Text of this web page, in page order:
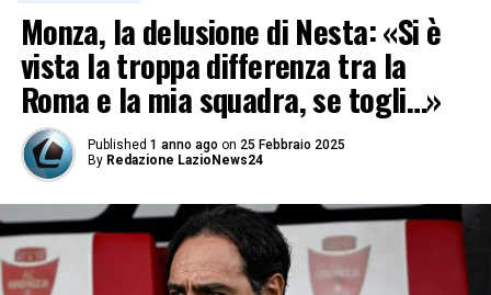
Monza, la delusione di Nesta: «Si è
vista la troppa differenza tra la
Roma e la mia squadra, se togli…»
Published 1 anno ago on 25 Febbraio 2025
By Redazione LazioNews24